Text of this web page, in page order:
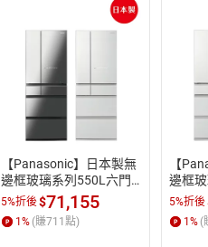
【Panasonic】日本製無
邊框玻璃系列550L六門
電冰箱(NR-F559HX)(鑽
石黑/翡翠白)
5%折後$71,155
1% (賺711點)
【
邊框
電冰
石黑/
5%折後
1% (